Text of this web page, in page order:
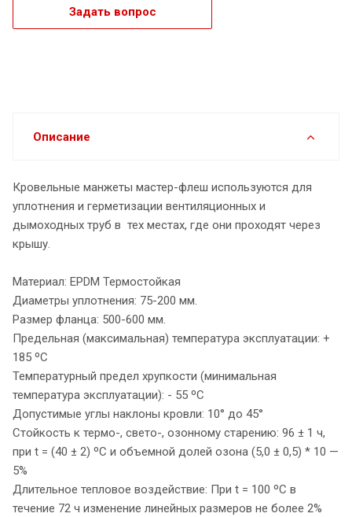
Задать вопрос
Описание
Кровельные манжеты мастер-флеш используются для
уплотнения и герметизации вентиляционных и
дымоходных труб в тех местах, где они проходят через
крышу.
Материал: EPDM Термостойкая
Диаметры уплотнения: 75-200 мм.
Размер фланца: 500-600 мм.
Предельная (максимальная) температура эксплуатации: +
185 ºC
Температурный предел хрупкости (минимальная
температура эксплуатации): - 55 ºC
Допустимые углы наклоны кровли: 10° до 45°
Стойкость к термо-, свето-, озонному старению: 96 ± 1 ч,
при t = (40 ± 2) ºС и объемной долей озона (5,0 ± 0,5) * 10 —
5%
Длительное тепловое воздействие: При t = 100 ºС в
течение 72 ч изменение линейных размеров не более 2%